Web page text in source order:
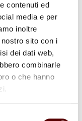
contenuti ed
media e per
inoltre
sito con i
dei dati web,
combinarle
o che hanno